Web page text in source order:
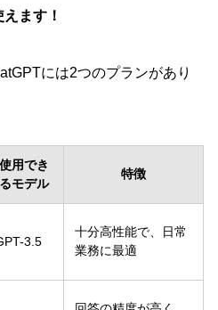
ます！
には2つのプランがあり
使用でき
るモデル
特徴
3.5
十分高性能で、日常
業務に最適